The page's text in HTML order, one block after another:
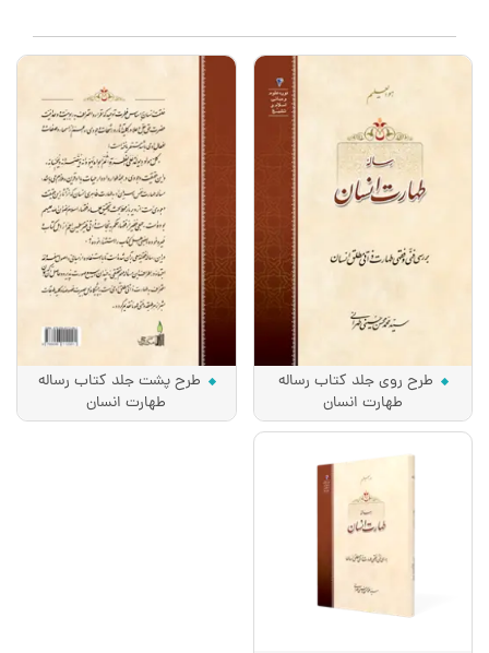
طرح روی جلد کتاب رساله
طهارت انسان
طرح پشت جلد کتاب رساله
طهارت انسان